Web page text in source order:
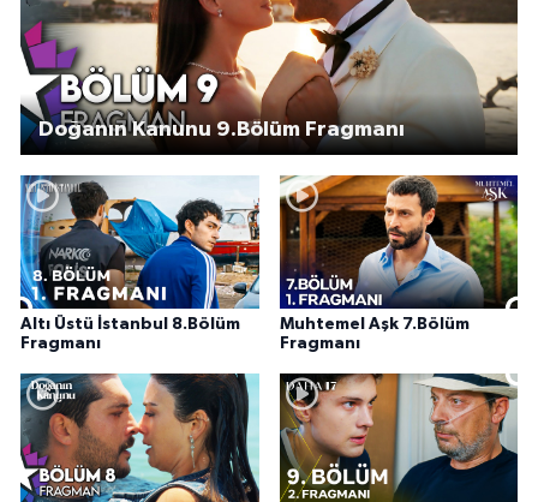
Doğanın Kanunu 9.Bölüm Fragmanı
Altı Üstü İstanbul 8.Bölüm
Fragmanı
Muhtemel Aşk 7.Bölüm
Fragmanı